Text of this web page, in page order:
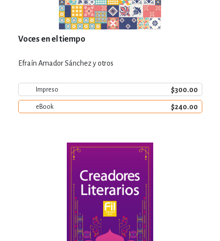
Voces en el tiempo
Efraín Amador Sánchez y otros
Impreso $300.00
eBook $240.00